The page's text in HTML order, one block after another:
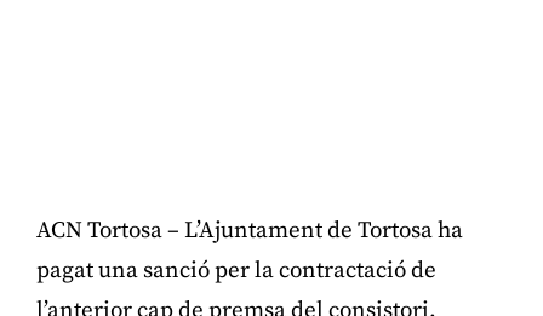
ACN Tortosa – L’Ajuntament de Tortosa ha
pagat una sanció per la contractació de
l’anterior cap de premsa del consistori.